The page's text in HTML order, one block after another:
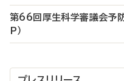
第66回厚生科学審議会予防
P）